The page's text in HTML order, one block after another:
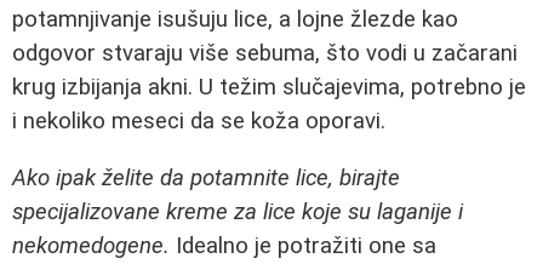
potamnjivanje isušuju lice, a lojne žlezde kao
odgovor stvaraju više sebuma, što vodi u začarani
krug izbijanja akni. U težim slučajevima, potrebno je
i nekoliko meseci da se koža oporavi.
Ako ipak želite da potamnite lice, birajte
specijalizovane kreme za lice koje su laganije i
nekomedogene. Idealno je potražiti one sa